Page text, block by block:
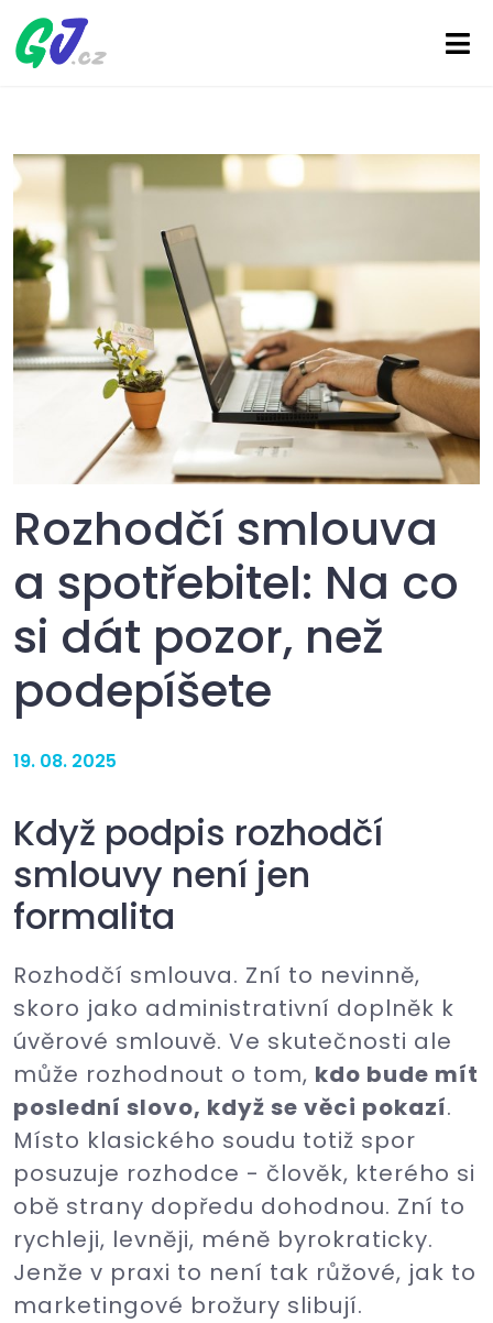
Rozhodčí smlouva
a spotřebitel: Na co
si dát pozor, než
podepíšete
19. 08. 2025
Když podpis rozhodčí
smlouvy není jen
formalita
Rozhodčí smlouva. Zní to nevinně,
skoro jako administrativní doplněk k
úvěrové smlouvě. Ve skutečnosti ale
může rozhodnout o tom, kdo bude mít
poslední slovo, když se věci pokazí.
Místo klasického soudu totiž spor
posuzuje rozhodce - člověk, kterého si
obě strany dopředu dohodnou. Zní to
rychleji, levněji, méně byrokraticky.
Jenže v praxi to není tak růžové, jak to
marketingové brožury slibují.